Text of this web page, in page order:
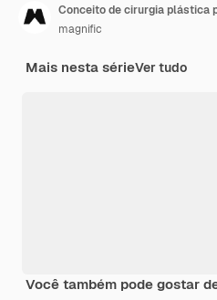
Conceito de cirurgia plástica
magnific
Mais nesta sérieVer tudo
Você também pode gostar